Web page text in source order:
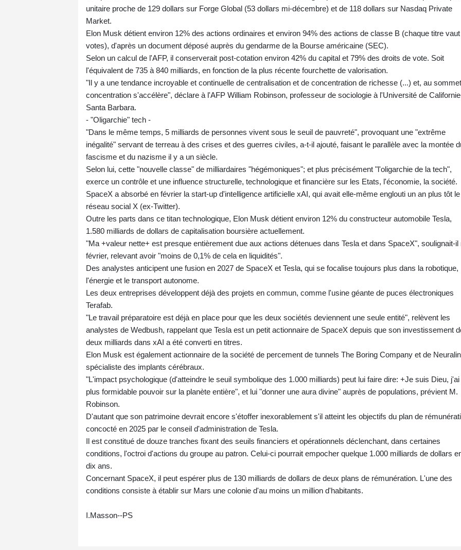
unitaire proche de 129 dollars sur Forge Global (53 dollars mi-décembre) et de 118 dollars sur Nasdaq Private
Market.
Elon Musk détient environ 12% des actions ordinaires et environ 94% des actions de classe B (chaque titre
votes), d'après un document déposé auprès du gendarme de la Bourse américaine (SEC).
Selon un calcul de l'AFP, il conserverait post-cotation environ 42% du capital et 79% des droits de vote. Soit
l'équivalent de 735 à 840 milliards, en fonction de la plus récente fourchette de valorisation.
"Il y a une tendance incroyable et continuelle de centralisation et de concentration de richesse (...) et, au
concentration s'accélère", déclare à l'AFP William Robinson, professeur de sociologie à l'Université de
Santa Barbara.
- "Oligarchie" tech -
"Dans le même temps, 5 milliards de personnes vivent sous le seuil de pauvreté", provoquant une "extrême
inégalité" servant de terreau à des crises et des guerres civiles, a-t-il ajouté, faisant le parallèle avec la montée
fascisme et du nazisme il y a un siècle.
Selon lui, cette "nouvelle classe" de milliardaires "hégémoniques"; et plus précisément "l'oligarchie de la tech",
exerce un contrôle et une influence structurelle, technologique et financière sur les Etats, l'économie, la société.
SpaceX a absorbé en février la start-up d'intelligence artificielle xAI, qui avait elle-même englouti un an plus tôt le
réseau social X (ex-Twitter).
Outre les parts dans ce titan technologique, Elon Musk détient environ 12% du constructeur automobile Tesla,
1.580 milliards de dollars de capitalisation boursière actuellement.
"Ma +valeur nette+ est presque entièrement due aux actions détenues dans Tesla et dans SpaceX", soulignait-il
février, relevant avoir "moins de 0,1% de cela en liquidités".
Des analystes anticipent une fusion en 2027 de SpaceX et Tesla, qui se focalise toujours plus dans la robotique,
l'énergie et le transport autonome.
Les deux entreprises développent déjà des projets en commun, comme l'usine géante de puces électroniques
Terafab.
"Le travail préparatoire est déjà en place pour que les deux sociétés deviennent une seule entité", relèvent les
analystes de Wedbush, rappelant que Tesla est un petit actionnaire de SpaceX depuis que son investissement
deux milliards dans xAI a été converti en titres.
Elon Musk est également actionnaire de la société de percement de tunnels The Boring Company et de
spécialiste des implants cérébraux.
"L'impact psychologique (d'atteindre le seuil symbolique des 1.000 milliards) peut lui faire dire: +Je suis Dieu, j'ai
plus formidable pouvoir sur la planète entière", et lui "donner une aura divine" auprès de populations, prévient M.
Robinson.
D'autant que son patrimoine devrait encore s'étoffer inexorablement s'il atteint les objectifs du plan de
concocté en 2025 par le conseil d'administration de Tesla.
Il est constitué de douze tranches fixant des seuils financiers et opérationnels déclenchant, dans certaines
conditions, l'octroi d'actions du groupe au patron. Celui-ci pourrait empocher quelque 1.000 milliards de dollars
dix ans.
Concernant SpaceX, il peut espérer plus de 130 milliards de dollars de deux plans de rémunération. L'une des
conditions consiste à établir sur Mars une colonie d'au moins un million d'habitants.
I.Masson--PS